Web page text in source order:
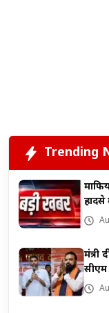
Trending
हादसे
मंत्री
सीएम